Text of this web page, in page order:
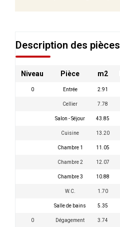
Description des pièces
Niveau Pièce m2
0 Entrée 2.91
Cellier 7.78
Salon - Séjour 43.85
Cuisine 13.20
Chambre 1 11.05
Chambre 2 12.07
Chambre 3 10.88
W.C. 1.70
Salle de bains 5.35
0 Dégagement 3.74